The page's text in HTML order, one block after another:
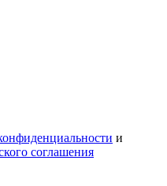
и
соглашения